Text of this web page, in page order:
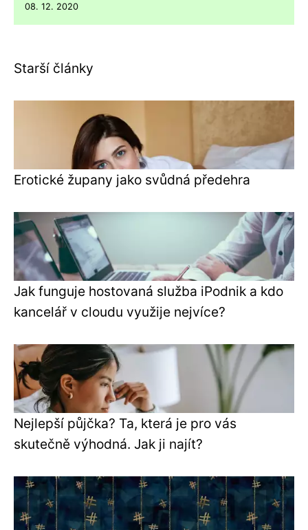
08. 12. 2020
Starší články
Erotické župany jako svůdná předehra
Jak funguje hostovaná služba iPodnik a kdo
kancelář v cloudu využije nejvíce?
Nejlepší půjčka? Ta, která je pro vás
skutečně výhodná. Jak ji najít?